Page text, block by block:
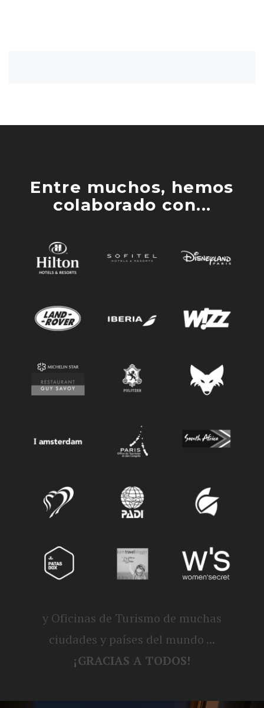
Entre muchos, hemos
colaborado con...
y Oficinas de Turismo de muchas
ciudades y países del mundo ...
¡GRACIAS A TODOS!